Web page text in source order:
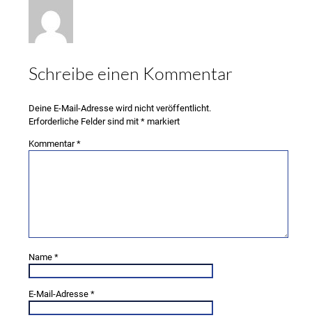
Schreibe einen Kommentar
Deine E-Mail-Adresse wird nicht veröffentlicht.
Erforderliche Felder sind mit * markiert
Kommentar*
Name *
E-Mail-Adresse *